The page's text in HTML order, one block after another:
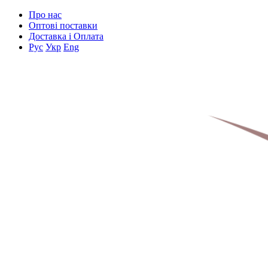
Про нас
Оптові поставки
Доставка і Оплата
Рус Укр Eng